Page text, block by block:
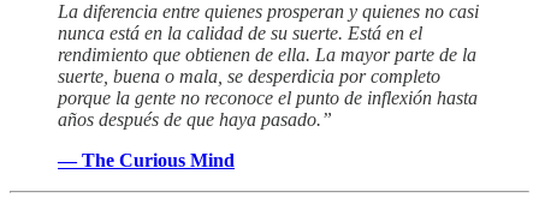
La diferencia entre quienes prosperan y quienes no casi
nunca está en la calidad de su suerte. Está en el
rendimiento que obtienen de ella. La mayor parte de la
suerte, buena o mala, se desperdicia por completo
porque la gente no reconoce el punto de inflexión hasta
años después de que haya pasado.”
— The Curious Mind